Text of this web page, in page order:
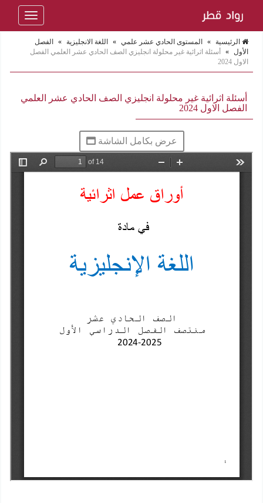
Toggle
الرئيسية » المستوى الحادي عشر علمي » اللغة الانجليزية »
الفصل
الأول »
أسئلة اثرائية غير محلولة انجليزي الصف الحادي عشر العلمي الفصل
الاول 2024
أسئلة اثرائية غير محلولة انجليزي الصف الحادي عشر العلمي
الفصل الاول 2024
عرض بكامل الشاشة